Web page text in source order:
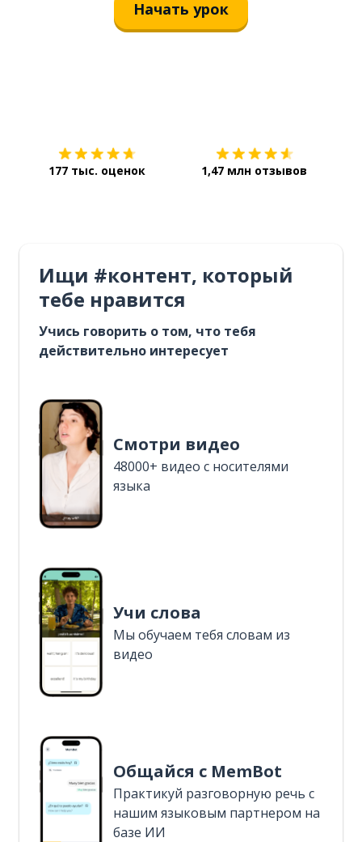
Начать урок
177 тыс. оценок 1,47 млн отзывов
Ищи #контент, который
тебе нравится
Учись говорить о том, что тебя
действительно интересует
Смотри видео
48000+ видео с носителями
языка
Учи слова
Мы обучаем тебя словам из
видео
Общайся с MemBot
Практикуй разговорную речь с
нашим языковым партнером на
базе ИИ